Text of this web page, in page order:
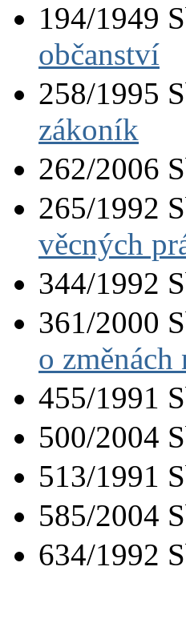
194/1949
občanství
258/1995
zákoník
262/2006
265/1992
věcných
344/1992
361/2000
o
455/1991
500/2004
513/1991
585/2004
634/1992